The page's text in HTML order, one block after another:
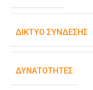
ΔΊΚΤΥΟ ΣΎΝΔΕΣΗΣ
ΔΥΝΑΤΌΤΗΤΕΣ